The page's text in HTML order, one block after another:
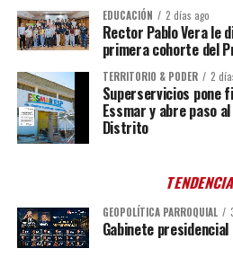
EDUCACIÓN 2 días ago
Rector Pablo Vera le
primera cohorte del
TERRITORIO & PODER 2
Superservicios pone
Essmar y abre paso
Distrito
TENDENCIA
GEOPOLÍTICA PARROQUIAL
Gabinete presidencial